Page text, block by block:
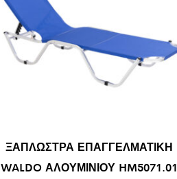
ΞΑΠΛΩΣΤΡΑ ΕΠΑΓΓΕΛΜΑΤΙΚΗ
WALDO ΑΛΟΥΜΙΝΙΟΥ HM5071.01